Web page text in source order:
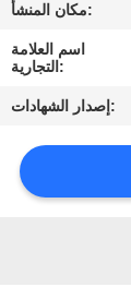
مراقبة
الجودة
اتصل
بنا
مكان المنشأ:
اسم العلامة
التجارية:
إصدار الشهادات: